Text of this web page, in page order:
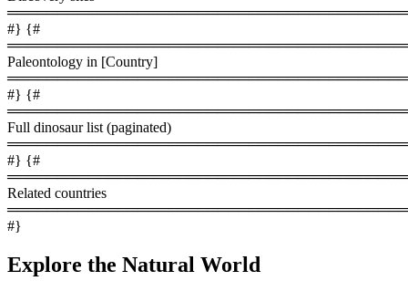
#} {#
Paleontology in [Country]
#} {#
Full dinosaur list (paginated)
#} {#
Related countries
#}
Explore the Natural World